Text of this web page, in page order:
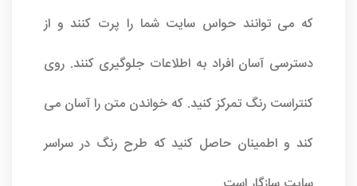
که می توانند حواس سایت شما را پرت کنند و از
دسترسی آسان افراد به اطلاعات جلوگیری کنند. روی
کنتراست رنگ تمرکز کنید. که خواندن متن را آسان می
کند و اطمینان حاصل کنید که طرح رنگ در سراسر